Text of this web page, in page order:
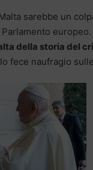
sarebbe un
della storia del
fece naufragio